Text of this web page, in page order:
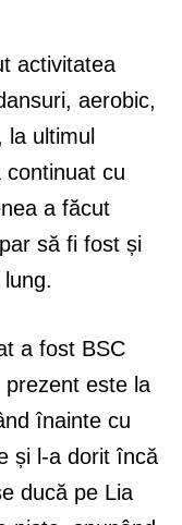
activitatea
aerobic,
ultimul
cu
a făcut
să fi fost și
a fost BSC
este la
înainte cu
și l-a dorit încă
ducă pe Lia